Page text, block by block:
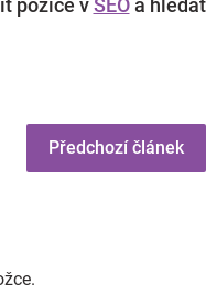
pozice vSEOa
Předchozí článek